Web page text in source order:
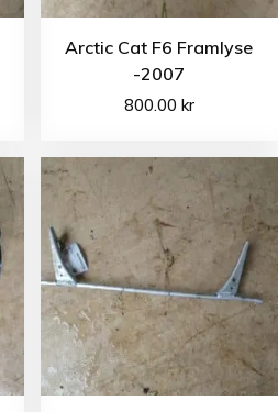
Arctic Cat F6 Framlyse
-2007
800.00 kr